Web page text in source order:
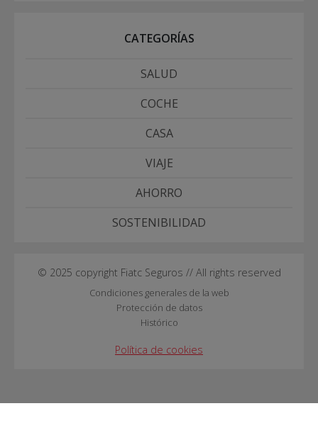
CATEGORÍAS
SALUD
COCHE
CASA
VIAJE
AHORRO
SOSTENIBILIDAD
© 2025 copyright Fiatc Seguros // All rights reserved
Condiciones generales de la web
Protección de datos
Histórico
Política de cookies